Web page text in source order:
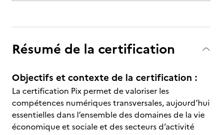
Résumé de la certification
Objectifs et contexte de la certification :
La certification Pix permet de valoriser les
compétences numériques transversales, aujourd’hui
essentielles dans l’ensemble des domaines de la vie
économique et sociale et des secteurs d’activité